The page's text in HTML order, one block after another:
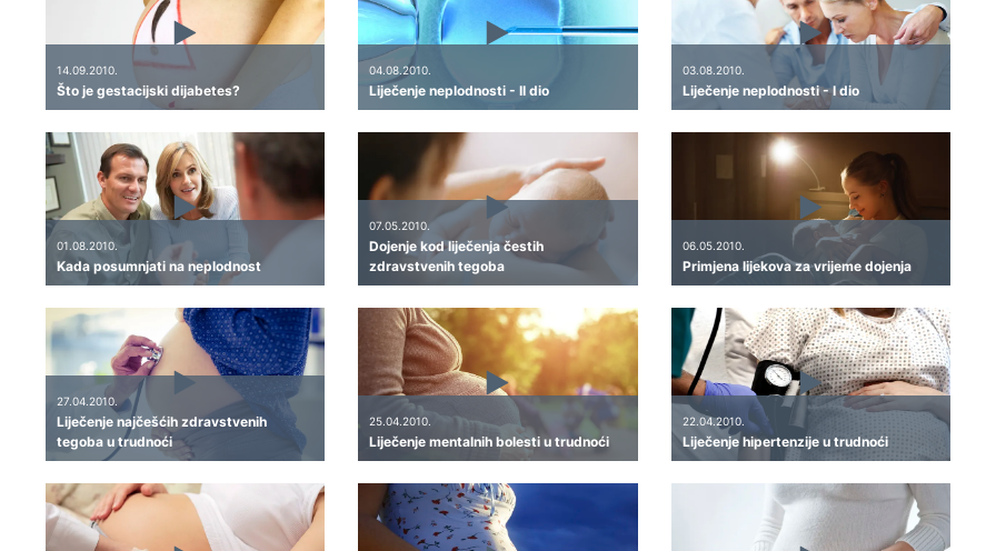
14.09.2010.
Što je gestacijski dijabetes?
04.08.2010.
Liječenje neplodnosti - II dio
03.08.2010.
Liječenje neplodnosti - I dio
01.08.2010.
Kada posumnjati na neplodnost
07.05.2010.
Dojenje kod liječenja čestih
zdravstvenih tegoba
06.05.2010.
Primjena lijekova za vrijeme dojenja
27.04.2010.
Liječenje najčešćih zdravstvenih
tegoba u trudnoći
25.04.2010.
Liječenje mentalnih bolesti u trudnoći
22.04.2010.
Liječenje hipertenzije u trudnoći